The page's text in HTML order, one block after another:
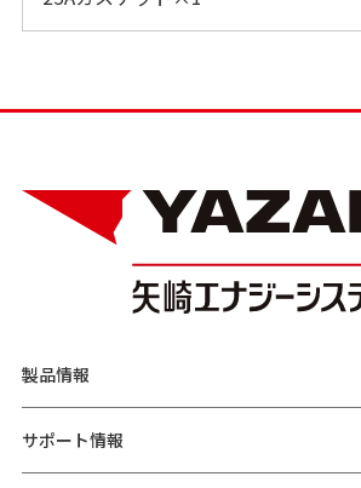
製品情報
サポート情報